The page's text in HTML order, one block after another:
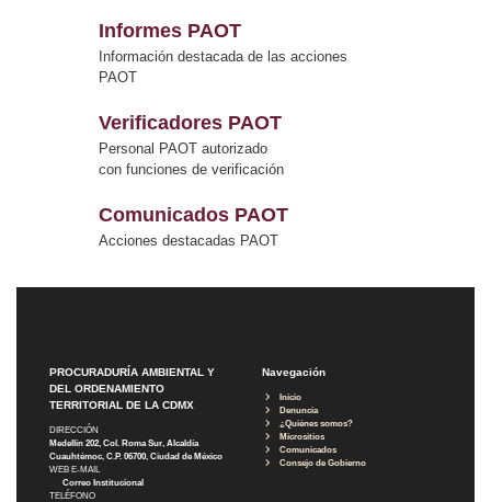
Informes PAOT
Información destacada de las acciones
PAOT
Verificadores PAOT
Personal PAOT autorizado
con funciones de verificación
Comunicados PAOT
Acciones destacadas PAOT
PROCURADURÍA AMBIENTAL Y
DEL ORDENAMIENTO
TERRITORIAL DE LA CDMX
DIRECCIÓN
Medellín 202, Col. Roma Sur, Alcaldía
Cuauhtémoc, C.P. 06700, Ciudad de México
WEB E-MAIL
Correo Institucional
TELÉFONO
Navegación
Inicio
Denuncia
¿Quiénes somos?
Micrositios
Comunicados
Consejo de Gobierno